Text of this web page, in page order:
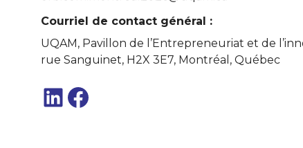
Courriel de contact général :
UQAM, Pavillon de l’Entrepreneuriat et de
rue Sanguinet, H2X 3E7, Montréal, Québec
LinkedIn Facebook